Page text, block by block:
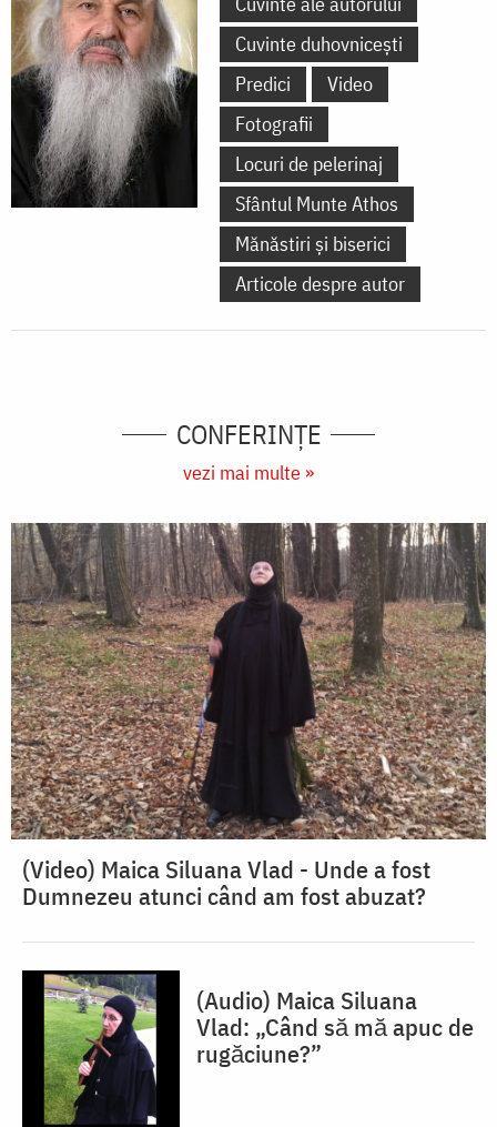
Cuvinte duhovnicești
Predici
Video
Fotografii
Locuri de pelerinaj
Sfântul Munte Athos
Mănăstiri și biserici
Articole despre autor
CONFERINȚE
vezi mai multe »
(Video) Maica Siluana Vlad - Unde a fost
Dumnezeu atunci când am fost abuzat?
(Audio) Maica Siluana
Vlad: „Când să mă apuc de
rugăciune?”